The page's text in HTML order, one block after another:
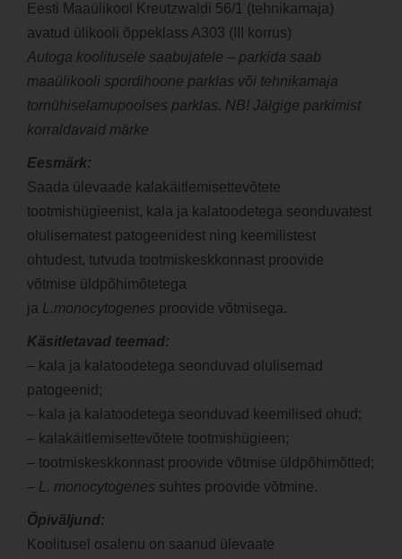
Eesti Maaülikool Kreutzwaldi 56/1 (tehnikamaja)
avatud ülikooli õppeklass A303 (III korrus)
Autoga koolitusele saabujatele – parkida saab
maaülikooli spordihoone parklas või tehnikamaja
tornühiselamupoolses parklas. NB! Jälgige parkimist
korraldavaid märke
Eesmärk:
Saada ülevaade kalakäitlemisettevõtete
tootmishügieenist, kala ja kalatoodetega seonduvatest
olulisematest patogeenidest ning keemilistest
ohtudest, tutvuda tootmiskeskkonnast proovide
võtmise üldpõhimõtetega
ja L.monocytogenes proovide võtmisega.
Käsitletavad teemad:
– kala ja kalatoodetega seonduvad olulisemad
patogeenid;
– kala ja kalatoodetega seonduvad keemilised ohud;
– kalakäitlemisettevõtete tootmishügieen;
– tootmiskeskkonnast proovide võtmise üldpõhimõtted;
– L. monocytogenes suhtes proovide võtmine.
Õpiväljund:
Koolitusel osalenu on saanud ülevaate